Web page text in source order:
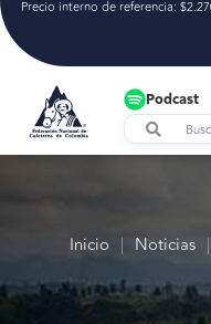
Precio interno de referencia:
Podcast
Inicio | Noticias |